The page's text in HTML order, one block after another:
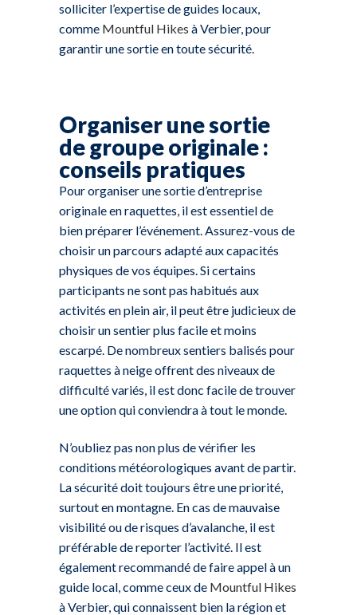
solliciter l’expertise de guides locaux,
comme Mountful Hikes à Verbier, pour
garantir une sortie en toute sécurité.
Organiser une sortie
de groupe originale :
conseils pratiques
Pour organiser une sortie d’entreprise
originale en raquettes, il est essentiel de
bien préparer l’événement. Assurez-vous de
choisir un parcours adapté aux capacités
physiques de vos équipes. Si certains
participants ne sont pas habitués aux
activités en plein air, il peut être judicieux de
choisir un sentier plus facile et moins
escarpé. De nombreux sentiers balisés pour
raquettes à neige offrent des niveaux de
difficulté variés, il est donc facile de trouver
une option qui conviendra à tout le monde.
N’oubliez pas non plus de vérifier les
conditions météorologiques avant de partir.
La sécurité doit toujours être une priorité,
surtout en montagne. En cas de mauvaise
visibilité ou de risques d’avalanche, il est
préférable de reporter l’activité. Il est
également recommandé de faire appel à un
guide local, comme ceux de Mountful Hikes
à Verbier, qui connaissent bien la région et